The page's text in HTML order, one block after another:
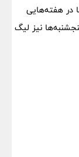
در هفته‌هایی
نیز لیگ